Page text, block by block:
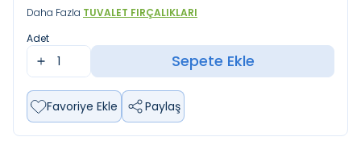
Daha Fazla TUVALET FIRÇALIKLARI
Adet
Sepete Ekle
Favoriye Ekle Paylaş